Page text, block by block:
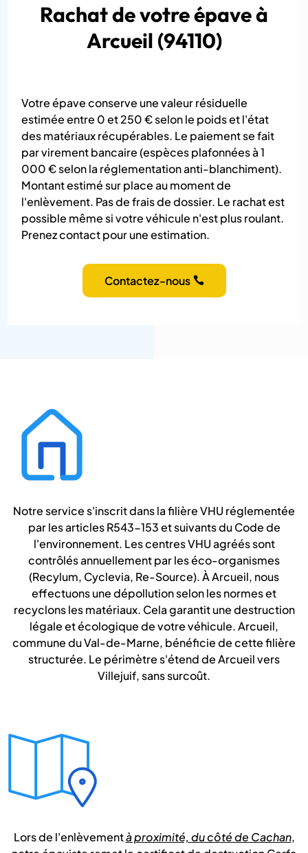
Rachat de votre épave à
Arcueil (94110)
Votre épave conserve une valeur résiduelle
estimée entre 0 et 250 € selon le poids et l'état
des matériaux récupérables. Le paiement se fait
par virement bancaire (espèces plafonnées à 1
000 € selon la réglementation anti-blanchiment).
Montant estimé sur place au moment de
l'enlèvement. Pas de frais de dossier. Le rachat est
possible même si votre véhicule n'est plus roulant.
Prenez contact pour une estimation.
Contactez-nous
Notre service s'inscrit dans la filière VHU réglementée
par les articles R543-153 et suivants du Code de
l'environnement. Les centres VHU agréés sont
contrôlés annuellement par les éco-organismes
(Recylum, Cyclevia, Re-Source). À Arcueil, nous
effectuons une dépollution selon les normes et
recyclons les matériaux. Cela garantit une destruction
légale et écologique de votre véhicule. Arcueil,
commune du Val-de-Marne, bénéficie de cette filière
structurée. Le périmètre s'étend de Arcueil vers
Villejuif, sans surcoût.
Lors de l'enlèvementà proximité, du côté de Cachan,